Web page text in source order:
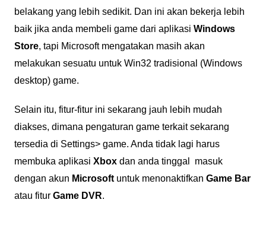
belakang yang lebih sedikit. Dan ini akan bekerja lebih
baik jika anda membeli game dari aplikasi Windows
Store, tapi Microsoft mengatakan masih akan
melakukan sesuatu untuk Win32 tradisional (Windows
desktop) game.
Selain itu, fitur-fitur ini sekarang jauh lebih mudah
diakses, dimana pengaturan game terkait sekarang
tersedia di Settings> game. Anda tidak lagi harus
membuka aplikasi Xboxdan anda tinggal masuk
dengan akun Microsoftuntuk menonaktifkan Game Bar
atau fitur Game DVR.